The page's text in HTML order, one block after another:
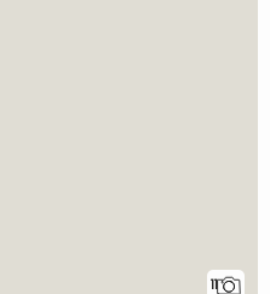
11